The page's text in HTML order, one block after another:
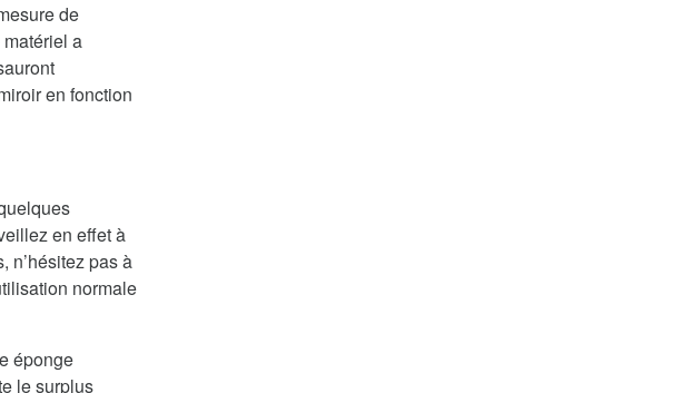
de
a
en fonction
en effet à
n’hésitez pas à
normale
éponge
le surplus